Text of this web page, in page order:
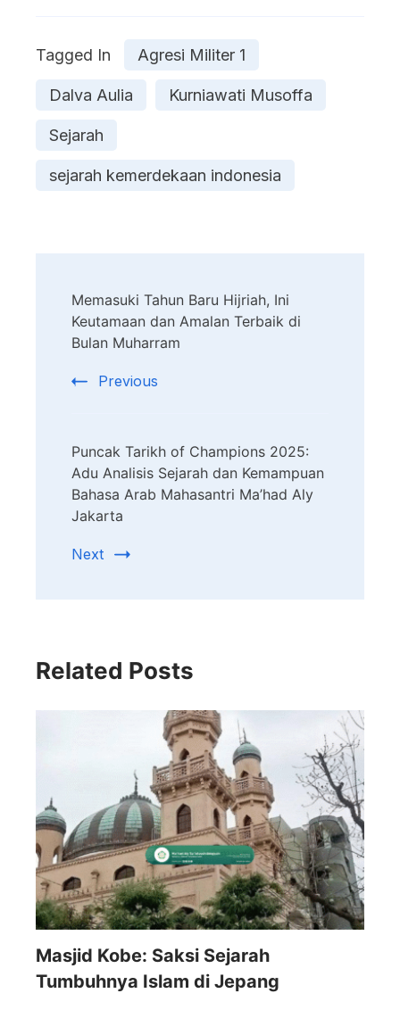
Tagged In Agresi Militer 1
Dalva Aulia Kurniawati Musoffa
Sejarah
sejarah kemerdekaan indonesia
Navigation
Memasuki Tahun Baru Hijriah, Ini
Keutamaan dan Amalan Terbaik di
Bulan Muharram
Previous
Puncak Tarikh of Champions 2025:
Adu Analisis Sejarah dan Kemampuan
Bahasa Arab Mahasantri Ma’had Aly
Jakarta
Next
Related Posts
Masjid Kobe: Saksi Sejarah
Tumbuhnya Islam di Jepang